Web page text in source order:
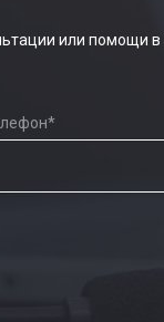
или помощи